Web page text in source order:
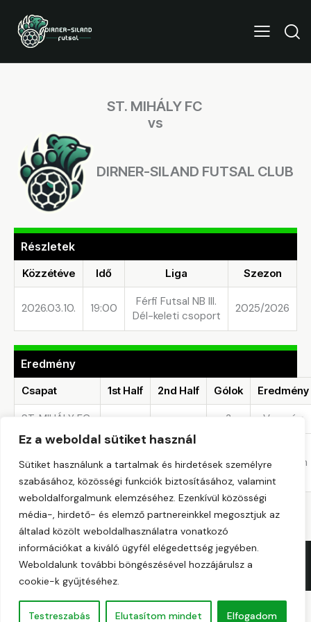
Ez a weboldal sütiket használ
Sütiket használunk a tartalmak és hirdetések személyre
szabásához, közösségi funkciók biztosításához, valamint
weboldalforgalmunk elemzéséhez. Ezenkívül közösségi
média-, hirdető- és elemző partnereinkkel megosztjuk az
általad közölt weboldalhasználatra vonatkozó
információkat a kiváló ügyfél elégedettség jegyében.
Weboldalunk további böngészésével hozzájárulsz a
cookie-k gyűjtéséhez.
Testreszabás Elutasítom mindet Elfogadom
ST. MIHÁLY FC
vs
DIRNER-SILAND FUTSAL CLUB
Részletek
Közzétéve Idő Liga Szezon
2026.03.10. 19:00
Férfi Futsal NB III.
Dél-keleti csoport
2025/2026
Eredmény
Csapat 1st Half 2nd Half Gólok Eredmény
ST. MIHÁLY FC 3 Vereség
DIRNER-
SILAND
FUTSAL CLUB
— — 7 Győzelem
Copyright © 2026. All rights reserved.